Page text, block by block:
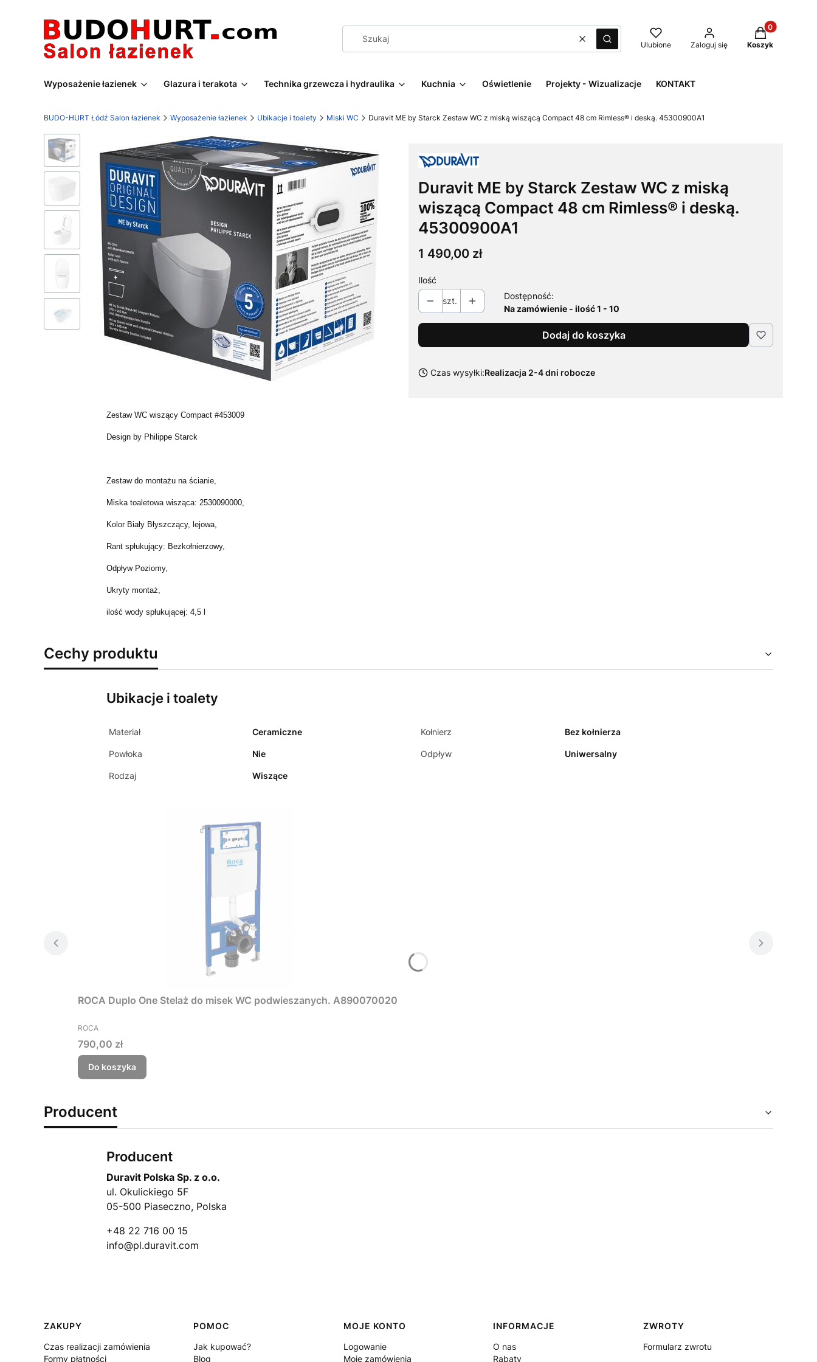
WyczyśćSzukaj Ulubione Zaloguj się
Produkty w
Koszyk
Wyposażenie łazienek Glazura i terakota Technika grzewcza i hydraulika Kuchnia Oświetlenie Projekty - Wizualizacje KONTAKT
BUDO-HURT Łódź Salon łazienek Wyposażenie łazienek Ubikacje i toalety Miski WC Duravit ME by Starck Zestaw WC z miską wiszącą Compact 48 cm Rimless® i deską. 45300900A1
Duravit ME by Starck Zestaw WC z miską
wiszącą Compact 48 cm Rimless® i deską.
45300900A1
Cena
1 490,00 zł
Ilość
szt.
Dostępność:
Na zamówienie - ilość 1 - 10
Dodaj do koszyka
Czas wysyłki:Realizacja 2-4 dni robocze
Zestaw WC wiszący Compact #453009
Design by Philippe Starck
Zestaw do montażu na ścianie,
Miska toaletowa wisząca: 2530090000,
Kolor Biały Błyszczący, lejowa,
Rant spłukujący: Bezkołnierzowy,
Odpływ Poziomy,
Ukryty montaż,
ilość wody spłukującej: 4,5 l
Cechy produktu
Ubikacje i toalety
Materiał Ceramiczne Kołnierz Bez kołnierza
Powłoka Nie Odpływ Uniwersalny
Rodzaj Wiszące
ROCA Duplo One Stelaż do misek WC podwieszanych. A890070020
PRODUCENT
ROCA
Cena
790,00 zł
Do koszyka
Producent
Producent
Duravit Polska Sp. z o.o.
ul. Okulickiego 5F
05-500 Piaseczno, Polska
+48 22 716 00 15
info@pl.duravit.com
Linki w stopce
ZAKUPY
Czas realizacji zamówienia
Formy płatności
POMOC
Jak kupować?
Blog
MOJE KONTO
Logowanie
Moje zamówienia
INFORMACJE
O nas
Rabaty
ZWROTY
Formularz zwrotu